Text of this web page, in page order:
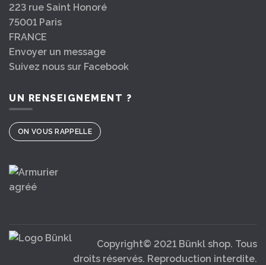
223 rue Saint Honoré
75001 Paris
FRANCE
Envoyer un message
Suivez nous sur Facebook
UN RENSEIGNEMENT ?
ON VOUS RAPPELLE
Copyright© 2021 Bünkl shop. Tous
droits réservés. Reproduction interdite.